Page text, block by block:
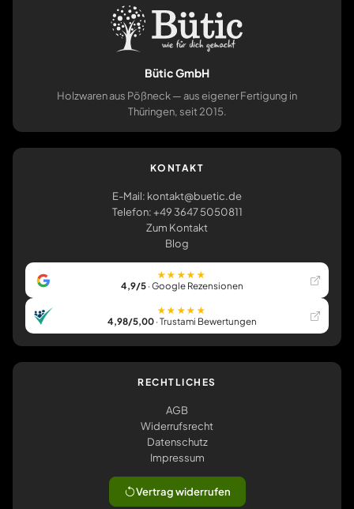
Bütic GmbH
Holzwaren aus Pößneck — aus eigener Fertigung in
Thüringen, seit 2015.
KONTAKT
E-Mail: kontakt@buetic.de
Telefon: +49 3647 5050811
Zum Kontakt
Blog
★★★★★
4,9/5· Google Rezensionen
★★★★★
4,98/5,00· Trustami Bewertungen
RECHTLICHES
AGB
Widerrufsrecht
Datenschutz
Impressum
Vertrag widerrufen